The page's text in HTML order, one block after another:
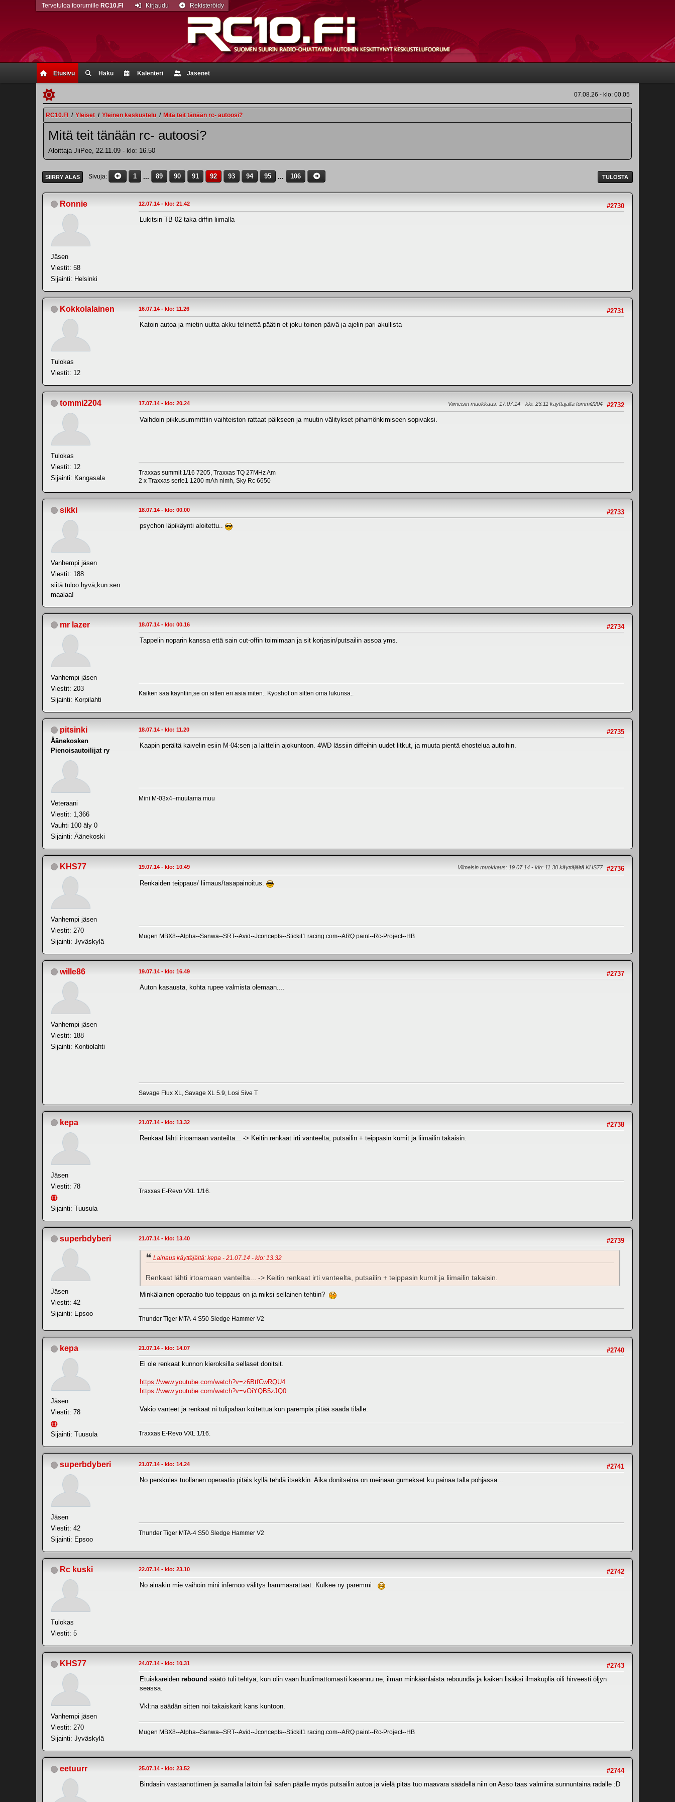
Etusivu Haku Kalenteri Jäsenet
Tervetuloa foorumille RC10.FI Kirjaudu Rekisteröidy
07.08.26 - klo: 00.05
RC10.FI / Yleiset / Yleinen keskustelu / Mitä teit tänään rc- autoosi?
Mitä teit tänään rc- autoosi?
Aloittaja JiiPee, 22.11.09 - klo: 16.50
TULOSTA
SIIRRY ALAS Sivuja 1 ... 89 90 91 92 93 94 95 ... 106
Ronnie
Jäsen
Viestit: 58
Sijainti: Helsinki
#2730
12.07.14 - klo: 21.42
Lukitsin TB-02 taka diffin liimalla
Kokkolalainen
Tulokas
Viestit: 12
#2731
16.07.14 - klo: 11.26
Katoin autoa ja mietin uutta akku telinettä päätin et joku toinen päivä ja ajelin pari akullista
tommi2204
Tulokas
Viestit: 12
Sijainti: Kangasala
#2732
17.07.14 - klo: 20.24 Viimeisin muokkaus: 17.07.14 - klo: 23.11 käyttäjältä tommi2204
Vaihdoin pikkusummittiin vaihteiston rattaat päikseen ja muutin välitykset pihamönkimiseen sopivaksi.
Traxxas summit 1/16 7205, Traxxas TQ 27MHz Am
2 x Traxxas serie1 1200 mAh nimh, Sky Rc 6650
sikki
Vanhempi jäsen
Viestit: 188
siitä tuloo hyvä,kun sen
maalaa!
#2733
18.07.14 - klo: 00.00
psychon läpikäynti aloitettu..
mr lazer
Vanhempi jäsen
Viestit: 203
Sijainti: Korpilahti
#2734
18.07.14 - klo: 00.16
Tappelin noparin kanssa että sain cut-offin toimimaan ja sit korjasin/putsailin assoa yms.
Kaiken saa käyntiin,se on sitten eri asia miten.. Kyoshot on sitten oma lukunsa..
pitsinki
Äänekosken
Pienoisautoilijat ry
Veteraani
Viestit: 1,366
Vauhti 100 äly 0
Sijainti: Äänekoski
#2735
18.07.14 - klo: 11.20
Kaapin perältä kaivelin esiin M-04:sen ja laittelin ajokuntoon. 4WD lässiin diffeihin uudet litkut, ja muuta pientä ehostelua autoihin.
Mini M-03x4+muutama muu
KHS77
Vanhempi jäsen
Viestit: 270
Sijainti: Jyväskylä
#2736
19.07.14 - klo: 10.49 Viimeisin muokkaus: 19.07.14 - klo: 11.30 käyttäjältä KHS77
Renkaiden teippaus/ liimaus/tasapainoitus.
Mugen MBX8--Alpha--Sanwa--SRT--Avid--Jconcepts--Stickit1 racing.com--ARQ paint--Rc-Project--HB
wille86
Vanhempi jäsen
Viestit: 188
Sijainti: Kontiolahti
#2737
19.07.14 - klo: 16.49
Auton kasausta, kohta rupee valmista olemaan....
Savage Flux XL, Savage XL 5.9, Losi 5ive T
kepa
Jäsen
Viestit: 78
Sijainti: Tuusula
#2738
21.07.14 - klo: 13.32
Renkaat lähti irtoamaan vanteilta... -> Keitin renkaat irti vanteelta, putsailin + teippasin kumit ja liimailin takaisin.
Traxxas E-Revo VXL 1/16.
superbdyberi
Jäsen
Viestit: 42
Sijainti: Epsoo
#2739
21.07.14 - klo: 13.40
Lainaus käyttäjältä: kepa - 21.07.14 - klo: 13.32
Renkaat lähti irtoamaan vanteilta... -> Keitin renkaat irti vanteelta, putsailin + teippasin kumit ja liimailin takaisin.
Minkälainen operaatio tuo teippaus on ja miksi sellainen tehtiin?
Thunder Tiger MTA-4 S50 Sledge Hammer V2
kepa
Jäsen
Viestit: 78
Sijainti: Tuusula
#2740
21.07.14 - klo: 14.07
Ei ole renkaat kunnon kieroksilla sellaset donitsit.
https://www.youtube.com/watch?v=z6BtfCwRQU4
https://www.youtube.com/watch?v=vOiYQB5zJQ0
Vakio vanteet ja renkaat ni tulipahan koitettua kun parempia pitää saada tilalle.
Traxxas E-Revo VXL 1/16.
superbdyberi
Jäsen
Viestit: 42
Sijainti: Epsoo
#2741
21.07.14 - klo: 14.24
No perskules tuollanen operaatio pitäis kyllä tehdä itsekkin. Aika donitseina on meinaan gumekset ku painaa talla pohjassa...
Thunder Tiger MTA-4 S50 Sledge Hammer V2
Rc kuski
Tulokas
Viestit: 5
#2742
22.07.14 - klo: 23.10
No ainakin mie vaihoin mini infernoo välitys hammasrattaat. Kulkee ny paremmi
KHS77
Vanhempi jäsen
Viestit: 270
Sijainti: Jyväskylä
#2743
24.07.14 - klo: 10.31
Etuiskareiden rebound säätö tuli tehtyä, kun olin vaan huolimattomasti kasannu ne, ilman minkäänlaista reboundia ja kaiken lisäksi ilmakuplia oili hirveesti öljyn
seassa.
Vkl:na säädän sitten noi takaiskarit kans kuntoon.
Mugen MBX8--Alpha--Sanwa--SRT--Avid--Jconcepts--Stickit1 racing.com--ARQ paint--Rc-Project--HB
eetuurr #2744
25.07.14 - klo: 23.52
Bindasin vastaanottimen ja samalla laitoin fail safen päälle myös putsailin autoa ja vielä pitäs tuo maavara säädellä niin on Asso taas valmiina sunnuntaina radalle :D